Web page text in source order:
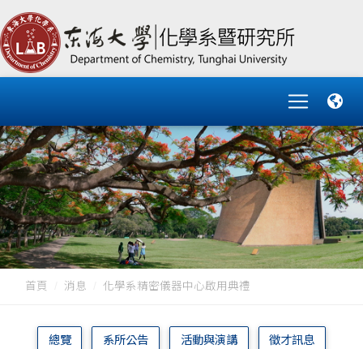
首頁 消息 化學系精密儀器中心啟用典禮
總覽 系所公告 活動與演講 徵才訊息